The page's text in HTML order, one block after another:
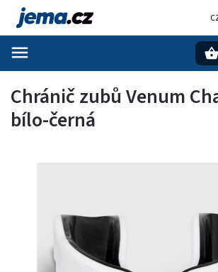
Chránič zubů Venum
bílo-černá